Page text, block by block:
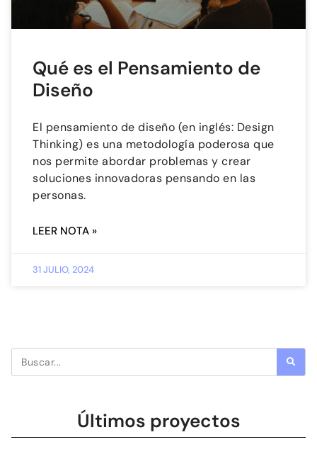
Qué es el Pensamiento de
Diseño
El pensamiento de diseño (en inglés: Design
Thinking) es una metodología poderosa que
nos permite abordar problemas y crear
soluciones innovadoras pensando en las
personas.
LEER NOTA »
31 JULIO, 2024
Últimos proyectos